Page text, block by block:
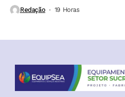
Redação 19 Horas ⁮